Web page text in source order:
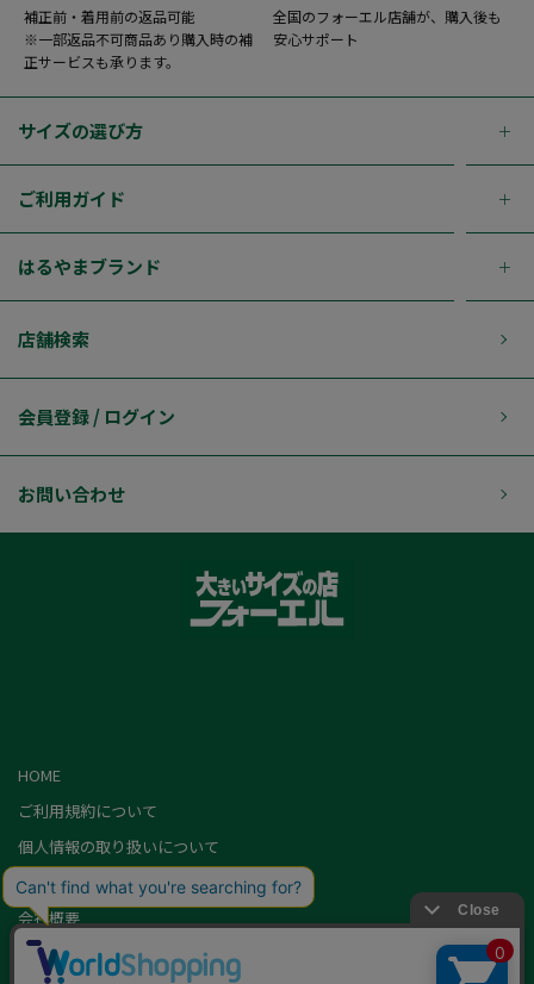
補正前・着用前の返品可能
※一部返品不可商品あり購入時の補
正サービスも承ります。
全国のフォーエル店舗が、購入後も
安心サポート
サイズの選び方
ご利用ガイド
はるやまブランド
店舗検索
会員登録 / ログイン
お問い合わせ
HOME
ご利用規約について
個人情報の取り扱いについて
特定商取引に基づく表記
会社概要
カード会員（情報変更/ポイント照会）